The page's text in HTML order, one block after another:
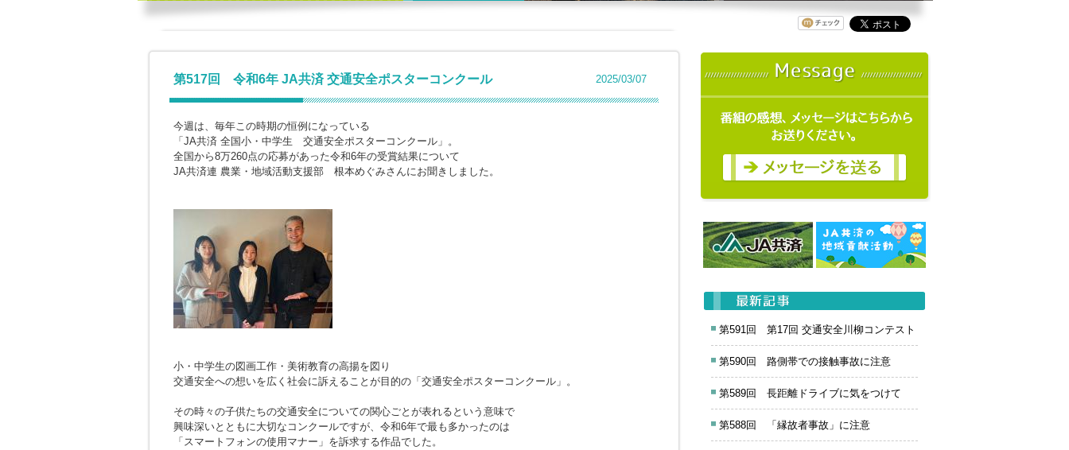
第517回 令和6年 JA共済 交通安全ポスターコンクール 2025/03/07
今週は、毎年この時期の恒例になっている
「JA共済 全国小・中学生 交通安全ポスターコンクール」。
全国から8万260点の応募があった令和6年の受賞結果について
JA共済連 農業・地域活動支援部 根本めぐみさんにお聞きしました。
小・中学生の図画工作・美術教育の高揚を図り
交通安全への想いを広く社会に訴えることが目的の「交通安全ポスターコンクール」。
その時々の子供たちの交通安全についての関心ごとが表れるという意味で
興味深いとともに大切なコンクールですが、令和6年で最も多かったのは
「スマートフォンの使用マナー」を訴求する作品でした。
第591回 第17回 交通安全川柳コンテスト
第590回 路側帯での接触事故に注意
第589回 長距離ドライブに気をつけて
第588回 「縁故者事故」に注意